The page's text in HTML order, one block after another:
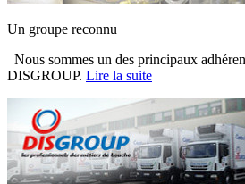
Un groupe reconnu
Nous sommes un des principaux
DISGROUP. Lire la suite